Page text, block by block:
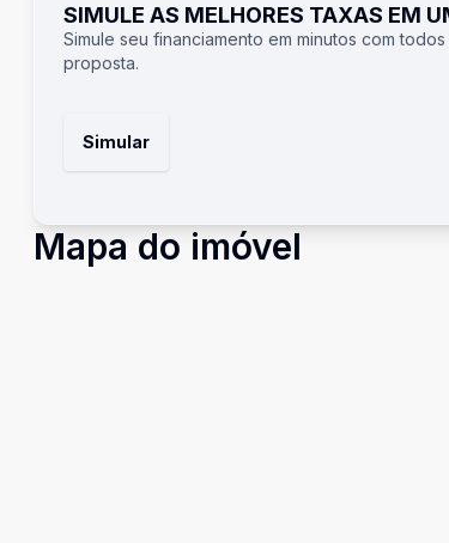
SIMULE AS MELHORES TAXAS EM
Simule seu financiamento em minutos com
proposta.
Simular
Mapa do imóvel